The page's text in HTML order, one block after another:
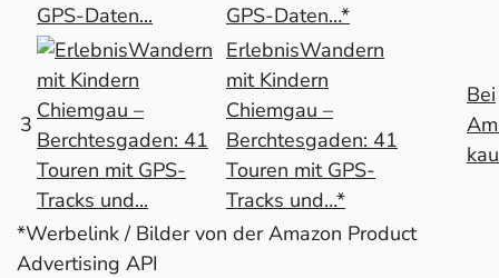
GPS-Daten…*
3
ErlebnisWandern
mit Kindern
Chiemgau –
Berchtesgaden: 41
Touren mit GPS-
Tracks und…*
Bei
*Werbelink / Bilder von der Amazon Product
Advertising API